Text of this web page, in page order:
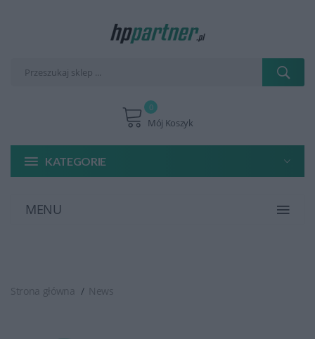
Mój Koszyk
0
KATEGORIE
MENU
Strona główna News